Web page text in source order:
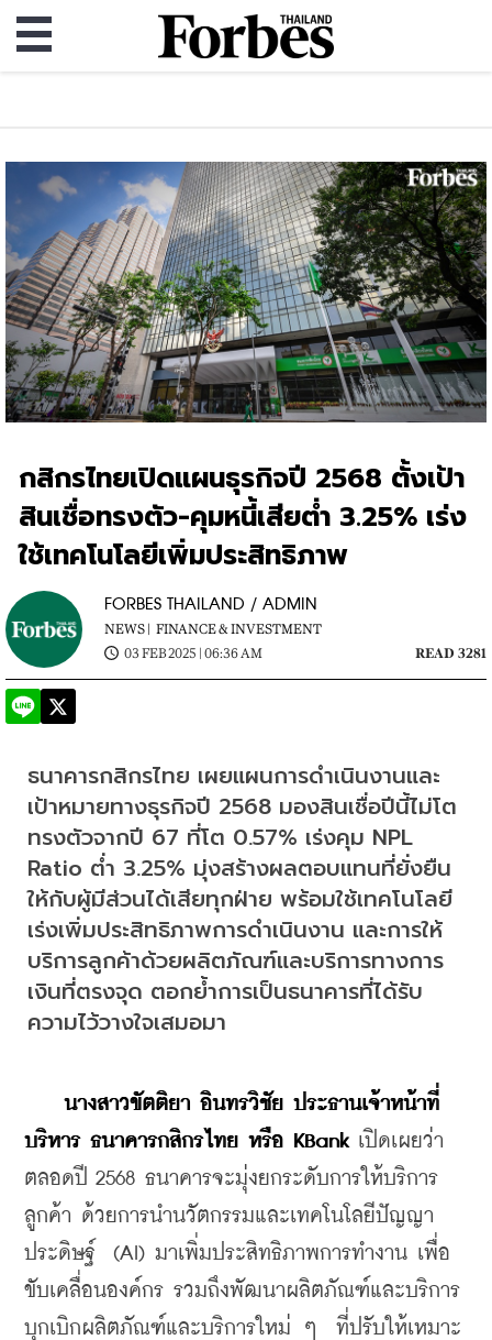
กสิกรไทยเปิดแผนธุรกิจปี 2568 ตั้งเป้า
สินเชื่อทรงตัว-คุมหนี้เสียต่ำ 3.25% เร่ง
ใช้เทคโนโลยีเพิ่มประสิทธิภาพ
FORBES THAILAND / ADMIN
NEWS | FINANCE & INVESTMENT
03 FEB 2025 | 06:36 AM
READ 3281
ธนาคารกสิกรไทย เผยแผนการดำเนินงานและ
เป้าหมายทางธุรกิจปี 2568 มองสินเชื่อปีนี้ไม่โต
ทรงตัวจากปี 67 ที่โต 0.57% เร่งคุม NPL
Ratio ต่ำ 3.25% มุ่งสร้างผลตอบแทนที่ยั่งยืน
ให้กับผู้มีส่วนได้เสียทุกฝ่าย พร้อมใช้เทคโนโลยี
เร่งเพิ่มประสิทธิภาพการดำเนินงาน และการให้
บริการลูกค้าด้วยผลิตภัณฑ์และบริการทางการ
เงินที่ตรงจุด ตอกย้ำการเป็นธนาคารที่ได้รับ
ความไว้วางใจเสมอมา
นางสาวขัตติยา อินทรวิชัย ประธานเจ้าหน้าที่
บริหาร ธนาคารกสิกรไทย หรือ KBank เปิดเผยว่า
ตลอดปี 2568 ธนาคารจะมุ่งยกระดับการให้บริการ
ลูกค้า ด้วยการนำนวัตกรรมและเทคโนโลยีปัญญา
ประดิษฐ์  (AI) มาเพิ่มประสิทธิภาพการทำงาน เพื่อ
ขับเคลื่อนองค์กร รวมถึงพัฒนาผลิตภัณฑ์และบริการ
บุกเบิกผลิตภัณฑ์และบริการใหม่ ๆ  ที่ปรับให้เหมาะ